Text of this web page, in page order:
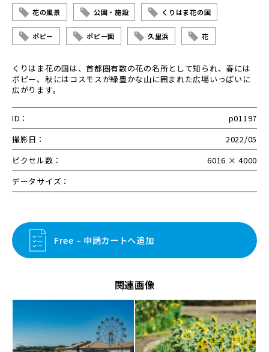
花の風景 公園・施設 くりはま花の国
ポピー ポピー園 久里浜 花
くりはま花の国は、首都圏有数の花の名所として知られ、春には
ポピー、秋にはコスモスが緑豊かな山に囲まれた広場いっぱいに
広がります。
ID：
p01197
撮影日：
2022/05
ピクセル数：
6016 × 4000
データサイズ：
Free – 申請カートへ追加
関連画像